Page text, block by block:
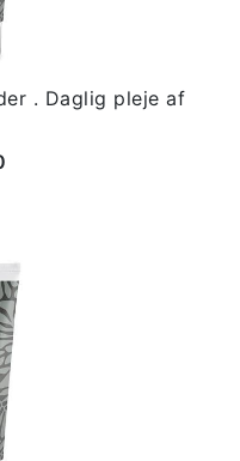
. Daglig pleje af